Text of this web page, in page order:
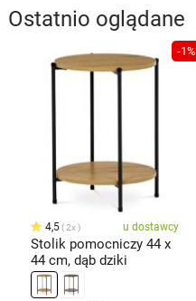
Ostatnio oglądane
-1%
4,5 2x u dostawcy
Stolik pomocniczy 44 x
44 cm, dąb dziki